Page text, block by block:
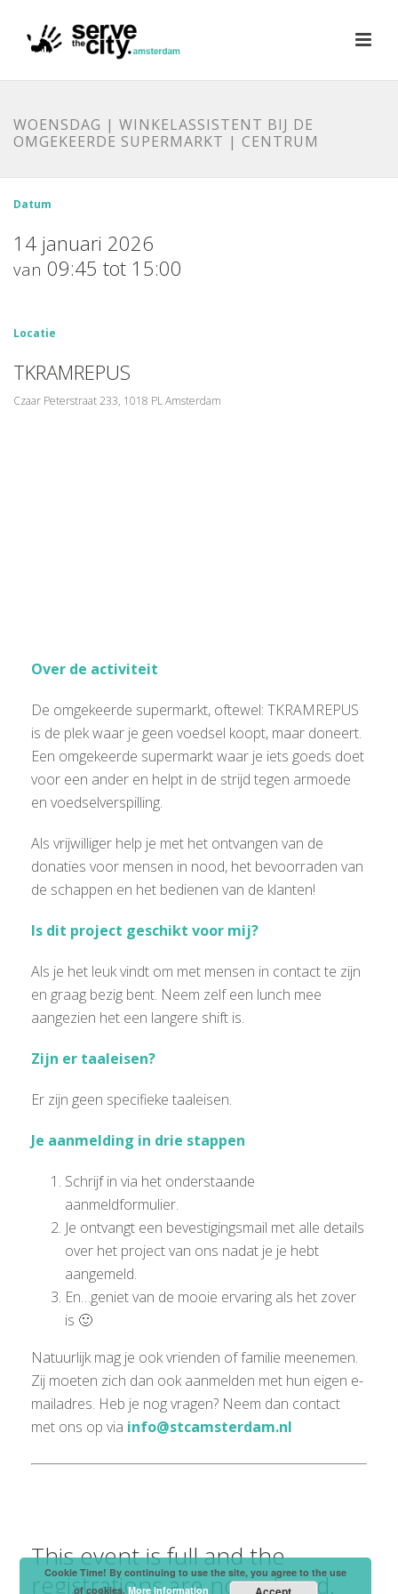
WOENSDAG | WINKELASSISTENT BIJ DE
OMGEKEERDE SUPERMARKT | CENTRUM
Datum
14 januari 2026
van 09:45 tot 15:00
Locatie
TKRAMREPUS
Czaar Peterstraat 233, 1018 PL Amsterdam
Over de activiteit
De omgekeerde supermarkt, oftewel: TKRAMREPUS
is de plek waar je geen voedsel koopt, maar doneert.
Een omgekeerde supermarkt waar je iets goeds doet
voor een ander en helpt in de strijd tegen armoede
en voedselverspilling.
Als vrijwilliger help je met het ontvangen van de
donaties voor mensen in nood, het bevoorraden van
de schappen en het bedienen van de klanten!
Is dit project geschikt voor mij?
Als je het leuk vindt om met mensen in contact te zijn
en graag bezig bent. Neem zelf een lunch mee
aangezien het een langere shift is.
Zijn er taaleisen?
Er zijn geen specifieke taaleisen.
Je aanmelding in drie stappen
Schrijf in via het onderstaande
aanmeldformulier.
Je ontvangt een bevestigingsmail met alle details
over het project van ons nadat je je hebt
aangemeld.
En…geniet van de mooie ervaring als het zover
is 🙂
Natuurlijk mag je ook vrienden of familie meenemen.
Zij moeten zich dan ook aanmelden met hun eigen e-
mailadres. Heb je nog vragen? Neem dan contact
met ons op via info@stcamsterdam.nl
This event is full and the
registrations are now closed.
Cookie Time! By continuing to use the site, you agree to the use
of cookies.More information